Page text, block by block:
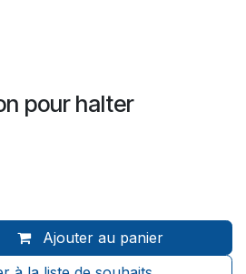
pour halter
Ajouter au panier